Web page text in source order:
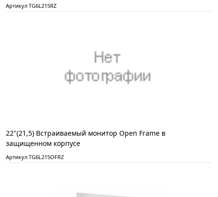
Артикул TG6L215RZ
22"(21,5) Встраиваемый монитор Open Frame в
защищенном корпусе
Артикул TG6L215OFRZ